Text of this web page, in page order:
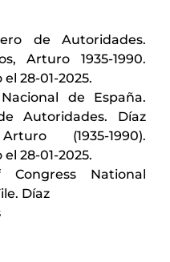
de Autoridades.
Arturo 1935-1990.
28-01-2025.
de España.
Autoridades. Díaz
(1935-1990).
28-01-2025.
Congress National
Díaz